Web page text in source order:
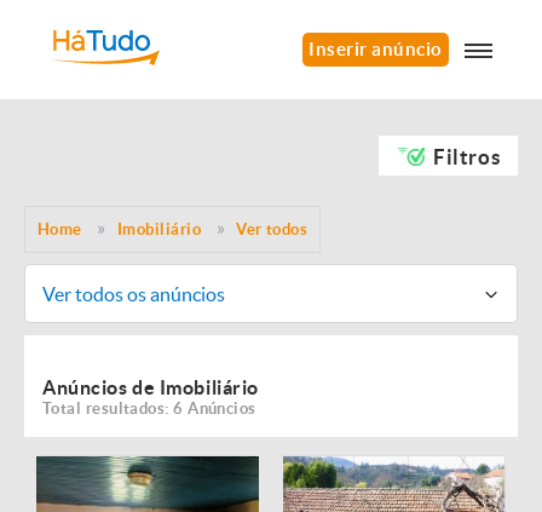
Inserir anúncio
Filtros
Home Imobiliário Ver todos
Ver todos os anúncios
Anúncios de Imobiliário
Total resultados: 6 Anúncios